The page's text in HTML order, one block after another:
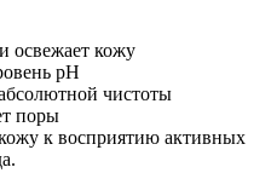
освежает кожу
рН
чистоты
поры
к восприятию активных